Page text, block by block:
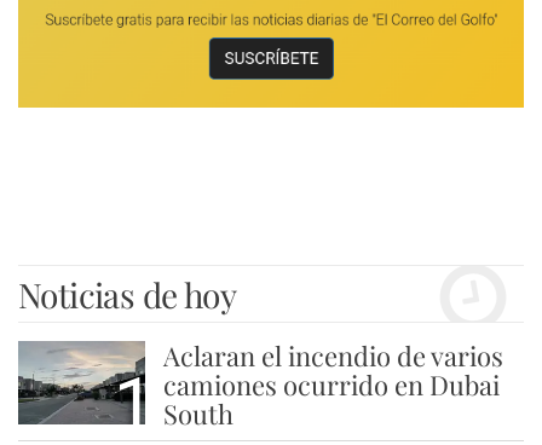
Noticias de hoy
1
Aclaran el incendio de varios
camiones ocurrido en Dubai
South